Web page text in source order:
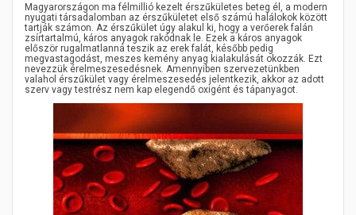
Magyarországon ma félmillió kezelt érszűkületes beteg él, a modern
nyugati társadalomban az érszűkületet első számú halálokok között
tartják számon. Az érszűkület úgy alakul ki, hogy a verőerek falán
zsírtartalmú, káros anyagok rakódnak le. Ezek a káros anyagok
először rugalmatlanná teszik az erek falát, később pedig
megvastagodást, meszes kemény anyag kialakulását okozzák. Ezt
nevezzük érelmeszesedésnek. Amennyiben szervezetünkben
valahol érszűkület vagy érelmeszesedés jelentkezik, akkor az adott
szerv vagy testrész nem kap elegendő oxigént és tápanyagot.